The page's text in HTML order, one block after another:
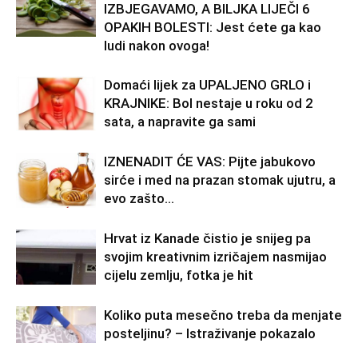
IZBJEGAVAMO, A BILJKA LIJEČI 6
OPAKIH BOLESTI: Jest ćete ga kao
ludi nakon ovoga!
Domaći lijek za UPALJENO GRLO i
KRAJNIKE: Bol nestaje u roku od 2
sata, a napravite ga sami
IZNENADIT ĆE VAS: Pijte jabukovo
sirće i med na prazan stomak ujutru, a
evo zašto…
Hrvat iz Kanade čistio je snijeg pa
svojim kreativnim izričajem nasmijao
cijelu zemlju, fotka je hit
Koliko puta mesečno treba da menjate
posteljinu? – Istraživanje pokazalo